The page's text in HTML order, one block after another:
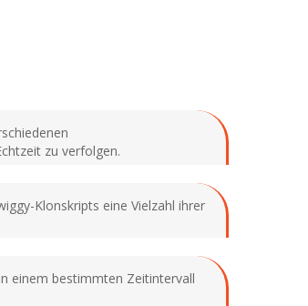
zu verfolgen.
Klonskripts eine Vielzahl ihrer
einem bestimmten Zeitintervall